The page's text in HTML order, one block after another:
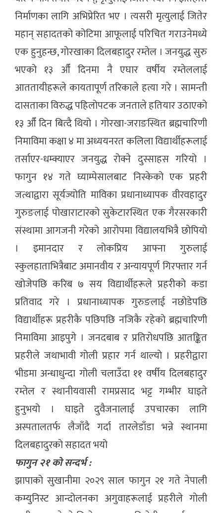
निर्माणका लागि अभिप्रेरित भए । त्यसरी मृत्युलाई जितेर
महान् सहादतको कोटिमा आफूलाई परिचित गराउनेमध्ये
एक हुनुहन्छ, गोरखाका दिलबहादुर रम्तेल । जनयुद्ध सुरु
भएको १३ औँ दिनमा नै एघार वर्षीय रम्तेललाई
आततायीहरूले कायतापूर्ण तरिकाले हत्या गरे । सामन्ती
दासताका विरुद्ध पहिलोपटक जनताले हतियार उठाएको
१३ औँ दिन बित्दै थियो । गोरखा-जराङस्थित ब्रह्मचारिणी
निमाविमा कक्षा ४ मा अध्ययनरत कलिला विद्यार्थीहरूलाई
तर्साएर-धम्क्याएर जनयुद्ध रोक्ने दुस्साहस गरियो ।
फागुन १४ गते घ्याम्पेसालबाट निस्केको एक प्रहरी
जत्थाद्वारा सूर्यज्योति माविका प्रधानाध्यापक वीरवहादुर
गुरुङलाई पोखाराटारको सुकेटारस्थित एक गैरसरकारी
संस्थामा आगजनी गरेको आरोपमा विद्यालयभित्रै छोपियो
। इमानदार र लोकप्रिय आफ्ना गुरुलाई
स्कुलहाताभित्रैबाट अमानवीय र अन्यायपूर्ण गिरफ्तार गर्न
खोजेपछि करिब ७ सय विद्यार्थीहरूले प्रहरीको कडा
प्रतिवाद गरे । प्रधानाध्यापक गुरुङलाई नछोडेपछि
विद्यार्थीहरू प्रहरीकै पछिपछि नजिकै रहेको ब्रह्मचारिणी
निमाविमा आइपुगे । जनदबाब र प्रतिरोधपछि आतङ्कित
प्रहरीले जथाभावी गोली प्रहार गर्न थाल्यो । प्रहरीद्वारा
भीडमा अन्धाधुन्दा गोली चलाउँदा ११ वर्षीय दिलबहादुर
रम्तेल र स्थानीयवासी रामप्रसाद भट्ट गम्भीर घाइते
हुनुभयो । घाइते दुवैजनालाई उपचारका लागि
अस्पतालतर्फ लैजाँदै गर्दा तारलेडाँडा भन्ने स्थानमा
दिलबहादुरको सहादत भयो
फागुन २१ को सन्दर्भ :
झापाको सुखानीमा २०२९ साल फागुन २१ गते नेपाली
कम्युनिस्ट आन्दोलनका अगुवाहरूलाई प्रहरीले गोली